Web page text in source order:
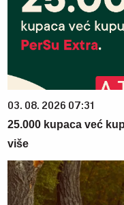
03. 08. 2026 07:31
25.000 kupaca već
više